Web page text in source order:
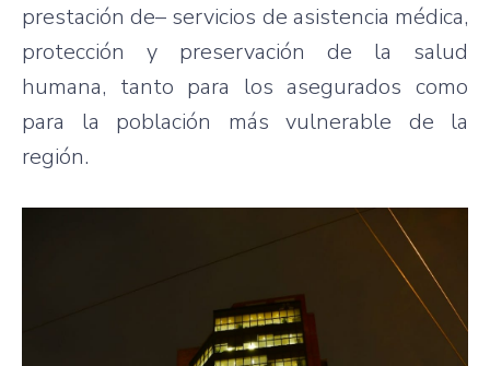
prestación de– servicios de asistencia médica,
protección y preservación de la salud
humana, tanto para los asegurados como
para la población más vulnerable de la
región.